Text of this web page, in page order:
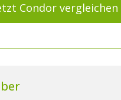
Condor vergleichen